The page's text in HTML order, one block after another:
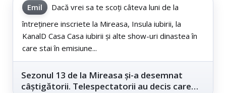
Emil
Dacă vrei sa te scoți câteva luni de la
întreținere inscriete la Mireasa, Insula iubirii, la
KanalD Casa Casa iubirii și alte show-uri dinastea în
care stai în emisiune...
Sezonul 13 de la Mireasa și-a desemnat
câștigătorii. Telespectatorii au decis care